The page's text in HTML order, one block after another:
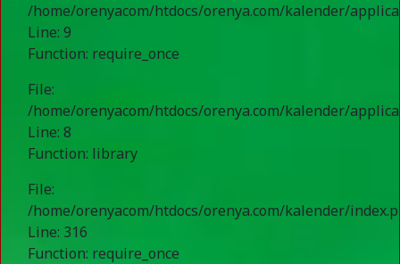
/home/orenyacom/htdocs/orenya.com/kalender/
Line: 9
Function: require_once
File:
/home/orenyacom/htdocs/orenya.com/kalender/
Line: 8
Function: library
File:
/home/orenyacom/htdocs/orenya.com/kalender/
Line: 316
Function: require_once